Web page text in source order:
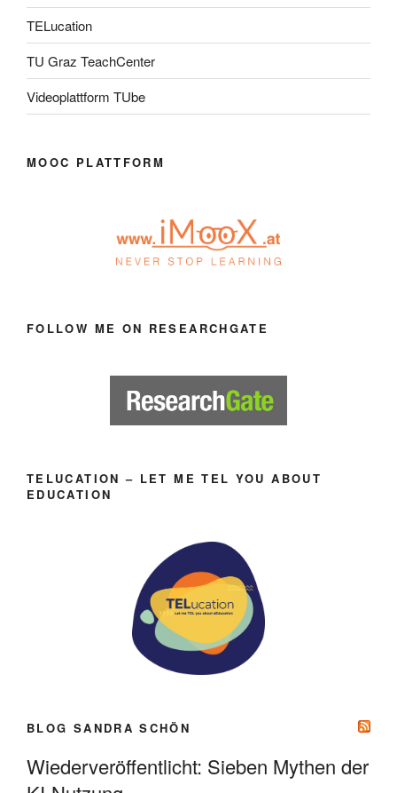
TELucation
TU Graz TeachCenter
Videoplattform TUbe
MOOC PLATTFORM
FOLLOW ME ON RESEARCHGATE
TELUCATION – LET ME TEL YOU ABOUT
EDUCATION
BLOG SANDRA SCHÖN
Wiederveröffentlicht: Sieben Mythen der